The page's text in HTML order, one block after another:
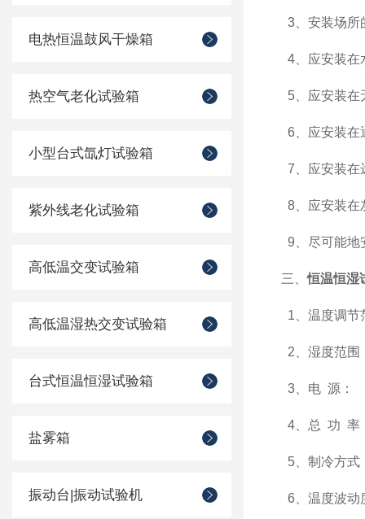
电热恒温鼓风干燥箱
热空气老化试验箱
小型台式氙灯试验箱
紫外线老化试验箱
高低温交变试验箱
高低温湿热交变试验箱
台式恒温恒湿试验箱
盐雾箱
振动台|振动试验机
3、安装场所
4、应安装在
5、应安装在
6 、应安装
7 、应安装
8、应安装在
9 、尽可能
三、恒温恒湿
1 、温度调
2 、湿度范围
3、电 源：
4、总 功 率
5、制冷方式
6 、温度波动